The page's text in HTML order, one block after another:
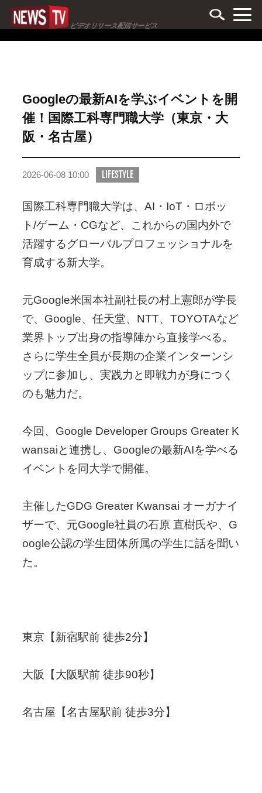
ビデオリリース配信サービス
Googleの最新AIを学ぶイベントを開
催！国際工科専門職大学（東京・大
阪・名古屋）
2026-06-08 10:00 LIFESTYLE
国際工科専門職大学は、AI・IoT・ロボッ
ト/ゲーム・CGなど、これからの国内外で
活躍するグローバルプロフェッショナルを
育成する新大学。
元Google米国本社副社長の村上憲郎が学長
で、Google、任天堂、NTT、TOYOTAなど
業界トップ出身の指導陣から直接学べる。
さらに学生全員が長期の企業インターンシ
ップに参加し、実践力と即戦力が身につく
のも魅力だ。
今回、Google Developer Groups Greater K
wansaiと連携し、Googleの最新AIを学べる
イベントを同大学で開催。
主催したGDG Greater Kwansai オーガナイ
ザーで、元Google社員の石原 直樹氏や、G
oogle公認の学生団体所属の学生に話を聞い
た。
東京【新宿駅前 徒歩2分】
大阪【大阪駅前 徒歩90秒】
名古屋【名古屋駅前 徒歩3分】